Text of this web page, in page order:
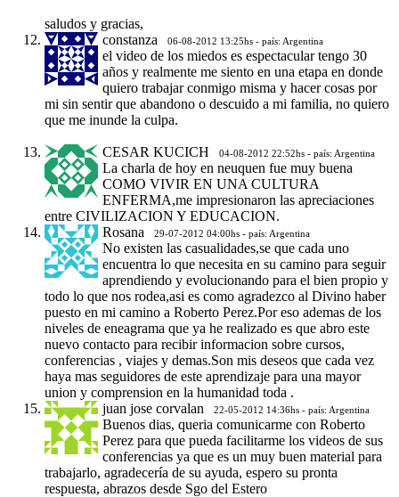
saludos y gracias,
constanza
06-08-2012 13:25hs - país: Argentina
el video de los miedos es espectacular tengo 30
años y realmente me siento en una etapa en donde
quiero trabajar conmigo misma y hacer cosas por
mi sin sentir que abandono o descuido a mi familia, no quiero
que me inunde la culpa.
CESAR KUCICH 04-08-2012 22:52hs - país: Argentina
La charla de hoy en neuquen fue muy buena
COMO VIVIR EN UNA CULTURA
ENFERMA,me impresionaron las apreciaciones
entre CIVILIZACION Y EDUCACION.
Rosana
29-07-2012 04:00hs - país: Argentina
No existen las casualidades,se que cada uno
encuentra lo que necesita en su camino para seguir
aprendiendo y evolucionando para el bien propio y
todo lo que nos rodea,asi es como agradezco al Divino haber
puesto en mi camino a Roberto Perez.Por eso ademas de los
niveles de eneagrama que ya he realizado es que abro este
nuevo contacto para recibir informacion sobre cursos,
conferencias , viajes y demas.Son mis deseos que cada vez
haya mas seguidores de este aprendizaje para una mayor
union y comprension en la humanidad toda .
juan jose corvalan
22-05-2012 14:36hs - país: Argentina
Buenos dias, queria comunicarme con Roberto
Perez para que pueda facilitarme los videos de sus
conferencias ya que es un muy buen material para
trabajarlo, agradecería de su ayuda, espero su pronta
respuesta, abrazos desde Sgo del Estero